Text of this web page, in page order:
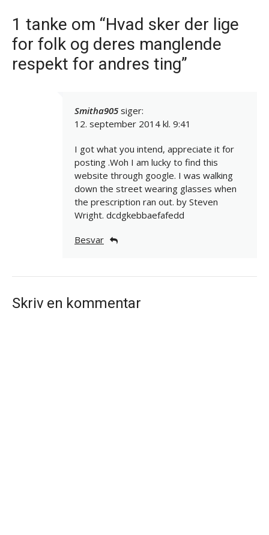
1 tanke om “Hvad sker der lige
for folk og deres manglende
respekt for andres ting”
Smitha905 siger:
12. september 2014 kl. 9:41
I got what you intend, appreciate it for
posting .Woh I am lucky to find this
website through google. I was walking
down the street wearing glasses when
the prescription ran out. by Steven
Wright. dcdgkebbaefafedd
Besvar
Skriv en kommentar